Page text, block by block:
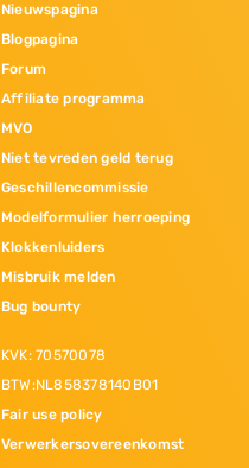
Nieuwspagina
Blogpagina
Forum
Affiliate programma
MVO
Niet tevreden geld terug
Geschillencommissie
Modelformulier herroeping
Klokkenluiders
Misbruik melden
Bug bounty
KVK: 70570078
BTW:NL858378140B01
Fair use policy
Verwerkersovereenkomst